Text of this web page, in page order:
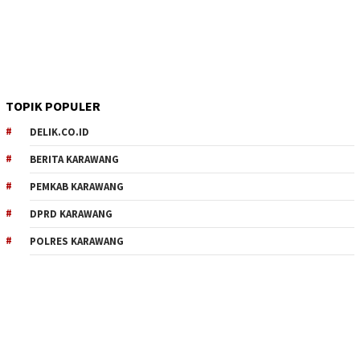
TOPIK POPULER
DELIK.CO.ID
BERITA KARAWANG
PEMKAB KARAWANG
DPRD KARAWANG
POLRES KARAWANG